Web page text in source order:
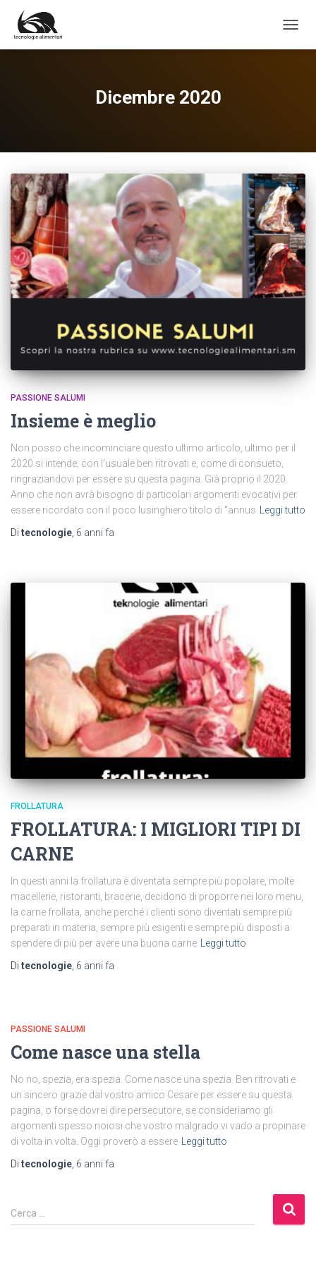
Dicembre 2020
PASSIONE SALUMI
Insieme è meglio
Non posso che incominciare questo ultimo articolo, ultimo per il
2020 si intende, con l’usuale ben ritrovati e, come di consueto,
ringraziandovi per essere su questa pagina. Già proprio il 2020.
Anno che non avrà bisogno di particolari argomenti evocativi per
essere ricordato con il poco lusinghiero titolo di “annus
Leggi tutto
Di tecnologie 6 anni fa
FROLLATURA
FROLLATURA: I MIGLIORI TIPI DI
CARNE
In questi anni la frollatura è diventata sempre più popolare, molte
macellerie, ristoranti, bracerie, decidono di proporre nei loro menu,
la carne frollata, anche perché i clienti sono diventati sempre più
preparati in materia, sempre più esigenti e sempre più disposti a
spendere di più per avere una buona carne Leggi tutto
Di tecnologie, 6 anni fa
PASSIONE SALUMI
Come nasce una stella
No no, spezia, era spezia. Come nasce una spezia. Ben ritrovati e
un sincero grazie dal vostro amico Cesare per essere su questa
pagina, o forse dovrei dire persecutore, se consideriamo gli
argomenti spesso noiosi che vostro malgrado vi vado a propinare
di volta in volta. Oggi proverò a essere Leggi tutto
Di tecnologie, 6 anni fa
R
i
Cerca …